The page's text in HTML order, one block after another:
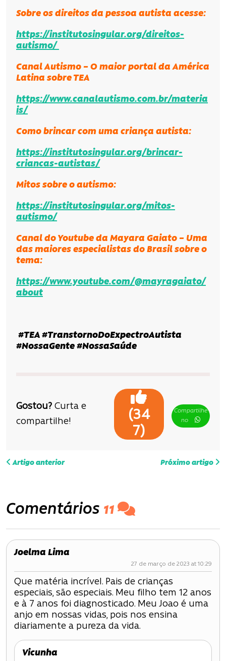
Sobre os direitos da pessoa autista acesse:
https://institutosingular.org/direitos-
autismo/
Canal Autismo – O maior portal da América
Latina sobre TEA
https://www.canalautismo.com.br/materia
is/
Como brincar com uma criança autista:
https://institutosingular.org/brincar-
criancas-autistas/
Mitos sobre o autismo:
https://institutosingular.org/mitos-
autismo/
Canal do Youtube da Mayara Gaiato – Uma
das maiores especialistas do Brasil sobre o
tema:
https://www.youtube.com/@mayragaiato/
about
#TEA #TranstornoDoExpectroAutista
#NossaGente #NossaSaúde
Gostou? Curta e
compartilhe!
(34
7)
Compartilhe
no
N
v
e
g
a
ç
ã
o
d
Artigo anterior Próximo artigo
Comentários 11
Joelma Lima
27 de março de 2023 at 10:29
Que matéria incrível. Pais de crianças
especiais, são especiais. Meu filho tem 12 anos
e à 7 anos foi diagnosticado. Meu Joao é uma
anjo em nossas vidas, pois nos ensina
diariamente a pureza da vida.
Vicunha